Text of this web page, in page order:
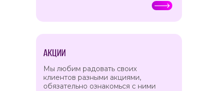
АКЦИИ
Мы любим радовать своих
клиентов разными акциями,
обязательно ознакомься с ними